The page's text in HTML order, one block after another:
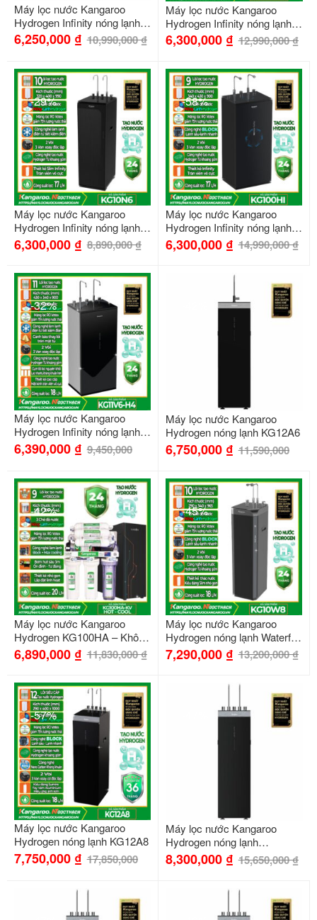
Máy lọc nước Kangaroo
Hydrogen Infinity nóng lạnh
KG11A2
6,250,000 ₫ 10,990,000₫
Máy lọc nước Kangaroo
Hydrogen Infinity nóng lạnh
KG09N8
6,300,000 ₫ 12,990,000₫
-29%
Máy lọc nước Kangaroo
Hydrogen Infinity nóng lạnh
KG10N6
6,300,000 ₫ 8,890,000₫
-58%
Máy lọc nước Kangaroo
Hydrogen Infinity nóng lạnh
KG100HI
6,300,000 ₫ 14,990,000₫
-32%
Máy lọc nước Kangaroo
Hydrogen Infinity nóng lạnh
KG11V6-H4
6,390,000 ₫ 9,450,000
Máy lọc nước Kangaroo
Hydrogen nóng lạnh KG12A6
6,750,000 ₫ 11,590,000
-42%
Máy lọc nước Kangaroo
Hydrogen KG100HA – Không
tủ – Nóng Lạnh (Hot – Cool)
6,890,000 ₫ 11,830,000₫
-45%
Máy lọc nước Kangaroo
Hydrogen nóng lạnh Waterfall
KG10W8
7,290,000 ₫ 13,200,000₫
-57%
Máy lọc nước Kangaroo
Hydrogen nóng lạnh KG12A8
7,750,000 ₫ 17,850,000
Máy lọc nước Kangaroo
Hydrogen nóng lạnh
KG11A16
8,300,000 ₫ 15,650,000₫